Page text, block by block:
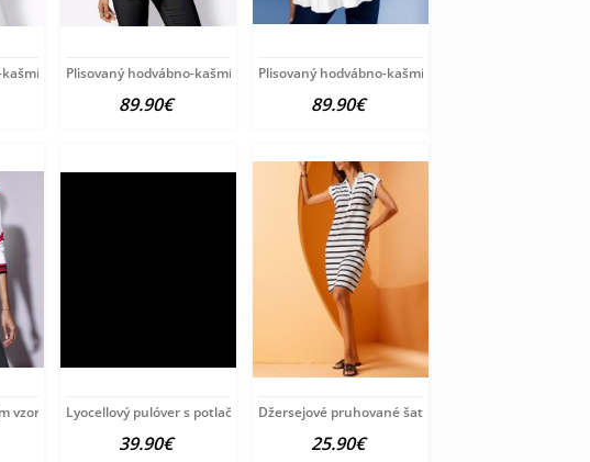
pulóver
Plisovaný hodvábno-kašmírový pulóver
89.90€
Plisovaný hodvábno-kašmírový pulóver
89.90€
vzorom CréationLyocellový pulóver s potlačou Création
39.90€
Džersejové pruhované šaty HEINE, bielo-čierne
25.90€